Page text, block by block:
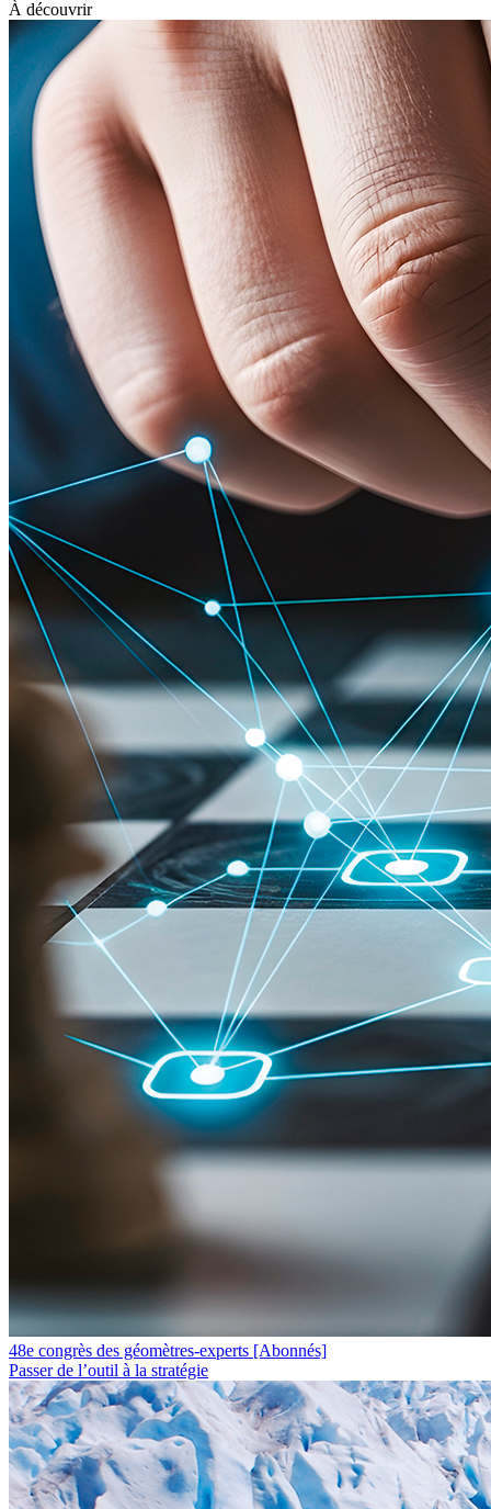
À découvrir
48e congrès des géomètres-experts [Abonnés]
Passer de l’outil à la stratégie